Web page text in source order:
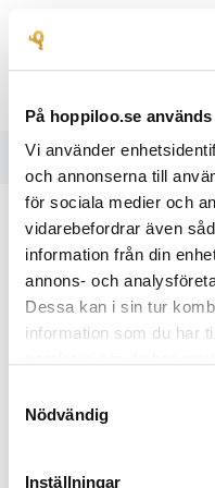
På hoppiloo.se
Vi använder
och annonserna till
för sociala medier och
vidarebefordrar även
information från din
annons- och
Dessa kan i sin tur
information som du har
Nödvändig
Inställningar
HEM VARUMÄRKEN
Ursäkta olägenheten.
Sök igen efter det du